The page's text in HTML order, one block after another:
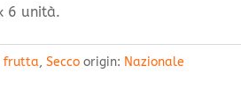
6 unità.
frutta, Secco origin: Nazionale